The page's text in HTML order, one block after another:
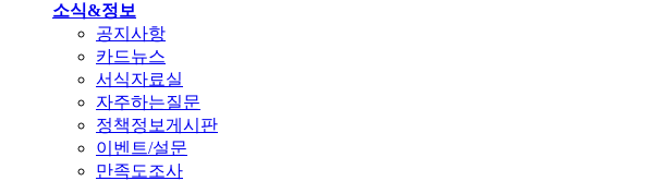
소식&정보
공지사항
카드뉴스
서식자료실
자주하는질문
정책정보게시판
이벤트/설문
만족도조사